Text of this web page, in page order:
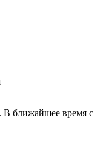
В ближайшее время с